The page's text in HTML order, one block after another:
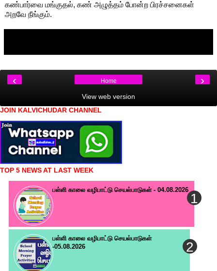
கண்பார்வை மங்குதல், கண் அழுத்தம் போன்ற பிரச்சனைகள்
அறவே நீங்கும்.
‹ ›
Home
View web version
JOIN KALVICHUDAR CHANNEL
TOP 5 NEWS AT LAST WEEK
பள்ளி காலை வழிபாட்டு செயல்பாடுகள் - 04.08.2026
பள்ளி காலை வழிபாட்டு செயல்பாடுகள்
-05.08.2026